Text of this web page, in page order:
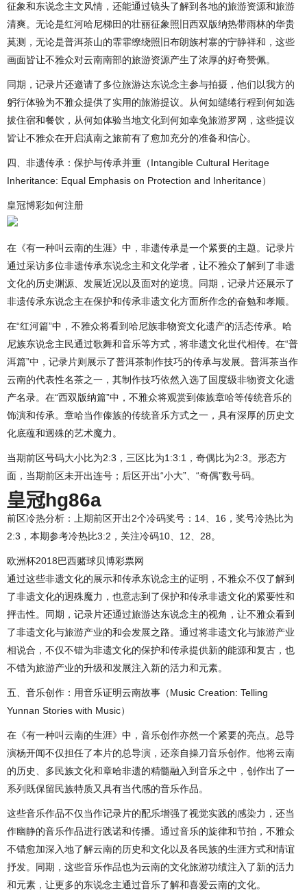
征象和东说念主文风情，还能通过镜头了解到各地的旅游资源和旅游
清爽。无论是红河哈尼梯田的壮丽征象照旧西双版纳热带雨林的华贵
莫测，无论是普洱茶山的霏霏缭绕照旧布朗族村寨的宁静祥和，这些
画面皆让不雅众对云南南部的旅游资源产生了浓厚的好奇赞佩。
同期，记录片还邀请了多位旅游达东说念主参与拍摄，他们以我方的
躬行体验为不雅众提供了实用的旅游提议。从何如缱绻行程到何如选
拔住宿和餐饮，从何如体验当地文化到何如幸免旅游罗网，这些提议
皆让不雅众在开启滇南之旅前有了愈加充分的准备和信心。
四、非遗传承：保护与传承并重（Intangible Cultural Heritage
Inheritance: Equal Emphasis on Protection and Inheritance）
皇冠博彩如何注册
在《有一种叫云南的生涯》中，非遗传承是一个紧要的主题。记录片
通过采访多位非遗传承东说念主和文化学者，让不雅众了解到了非遗
文化的历史渊源、发展近况以及面对的逆境。同期，记录片还展示了
非遗传承东说念主在保护和传承非遗文化方面所作念的奋勉和孝顺。
在“红河篇”中，不雅众将看到哈尼族非物资文化遗产的活态传承。哈
尼族东说念主民通过歌舞和音乐等方式，将非遗文化世代相传。在“普
洱篇”中，记录片则展示了普洱茶制作技巧的传承与发展。普洱茶当作
云南的代表性名茶之一，其制作技巧依然入选了国度级非物资文化遗
产名录。在“西双版纳篇”中，不雅众将观赏到傣族章哈等传统音乐的
饰演和传承。章哈当作傣族的传统音乐方式之一，具有深厚的历史文
化底蕴和迥殊的艺术魔力。
当期前区号码大小比为2:3，三区比为1:3:1，奇偶比为2:3。形态方
面，当期前区未开出连号；后区开出“小大”、“奇偶”数号码。
皇冠hg86a
前区冷热分析：上期前区开出2个冷码奖号：14、16，奖号冷热比为
2:3，本期参考冷热比3:2，关注冷码10、12、28。
欧洲杯2018巴西赌球贝博彩票网
通过这些非遗文化的展示和传承东说念主的证明，不雅众不仅了解到
了非遗文化的迥殊魔力，也意志到了保护和传承非遗文化的紧要性和
抨击性。同期，记录片还通过旅游达东说念主的视角，让不雅众看到
了非遗文化与旅游产业的和会发展之路。通过将非遗文化与旅游产业
相说合，不仅不错为非遗文化的保护和传承提供新的能源和复古，也
不错为旅游产业的升级和发展注入新的活力和元素。
五、音乐创作：用音乐证明云南故事（Music Creation: Telling
Yunnan Stories with Music）
在《有一种叫云南的生涯》中，音乐创作亦然一个紧要的亮点。总导
演杨开闻不仅担任了本片的总导演，还亲自操刀音乐创作。他将云南
的历史、多民族文化和章哈非遗的精髓融入到音乐之中，创作出了一
系列既保留民族特质又具有当代感的音乐作品。
这些音乐作品不仅当作记录片的配乐增强了视觉实践的感染力，还当
作幽静的音乐作品进行践诺和传播。通过音乐的旋律和节拍，不雅众
不错愈加深入地了解云南的历史和文化以及各民族的生涯方式和情谊
抒发。同期，这些音乐作品也为云南的文化旅游功绩注入了新的活力
和元素，让更多的东说念主通过音乐了解和喜爱云南的文化。